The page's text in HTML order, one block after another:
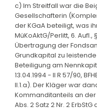
c) Im Streitfall war die
Gesellschafterin
der KGaA beteiligt, was
MüKoAktG/Perlitt, 6.
Übertragung der
Grundkapital zu
Beteiligung am
13.04.1994 - II R 57/90,
II.1.a). Der Kläger war
Kommanditanteils an
Abs. 2 Satz 2 Nr. 2